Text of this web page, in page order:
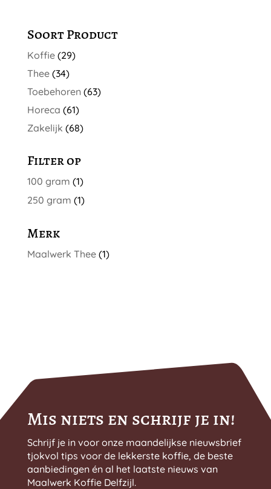
gekozen
worden
op
de
productpagina
Soort Product
Koffie (29)
Thee (34)
Toebehoren (63)
Horeca (61)
Zakelijk (68)
Filter op
100 gram (1)
250 gram (1)
Merk
Maalwerk Thee (1)
Mis niets en schrijf je in!
Schrijf je in voor onze maandelijkse nieuwsbrief
tjokvol tips voor de lekkerste koffie, de beste
aanbiedingen én al het laatste nieuws van
Maalwerk Koffie Delfzijl.